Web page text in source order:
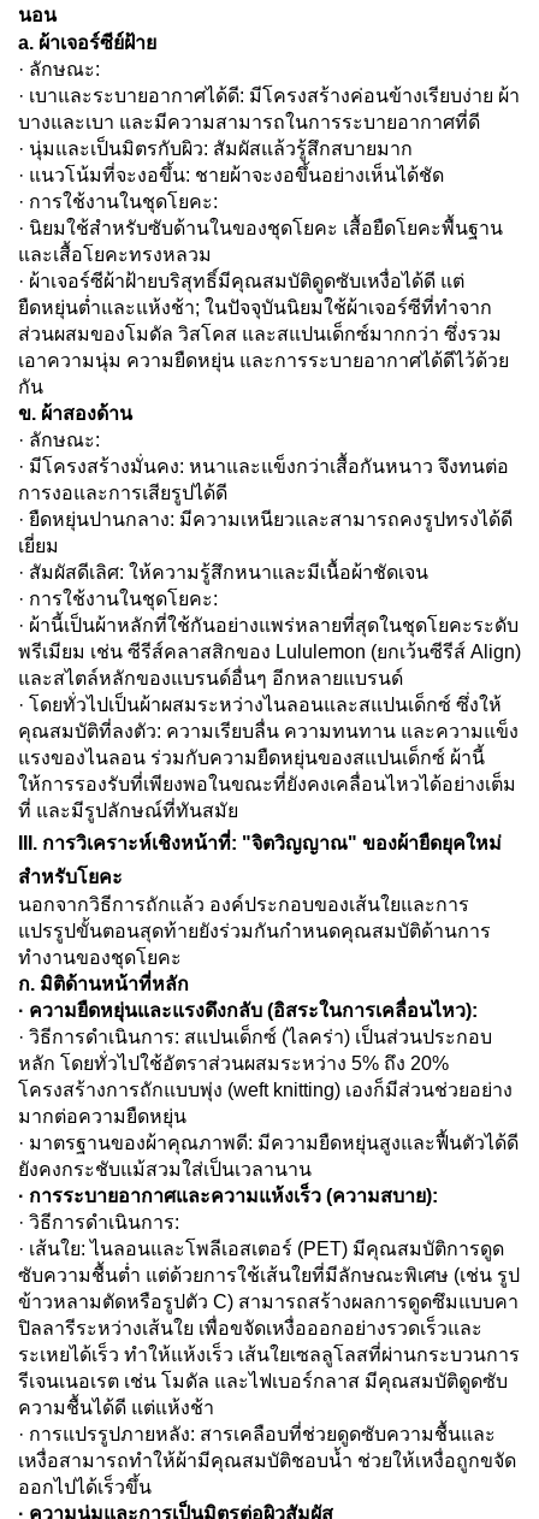
นอน
a. ผ้าเจอร์ซีย์ฝ้าย
· ลักษณะ:
· เบาและระบายอากาศได้ดี: มีโครงสร้างค่อนข้างเรียบง่าย ผ้า
บางและเบา และมีความสามารถในการระบายอากาศที่ดี
· นุ่มและเป็นมิตรกับผิว: สัมผัสแล้วรู้สึกสบายมาก
· แนวโน้มที่จะงอขึ้น: ชายผ้าจะงอขึ้นอย่างเห็นได้ชัด
· การใช้งานในชุดโยคะ:
· นิยมใช้สำหรับซับด้านในของชุดโยคะ เสื้อยืดโยคะพื้นฐาน
และเสื้อโยคะทรงหลวม
· ผ้าเจอร์ซีผ้าฝ้ายบริสุทธิ์มีคุณสมบัติดูดซับเหงื่อได้ดี แต่
ยืดหยุ่นต่ำและแห้งช้า; ในปัจจุบันนิยมใช้ผ้าเจอร์ซีที่ทำจาก
ส่วนผสมของโมดัล วิสโคส และสแปนเด็กซ์มากกว่า ซึ่งรวม
เอาความนุ่ม ความยืดหยุ่น และการระบายอากาศได้ดีไว้ด้วย
กัน
ข. ผ้าสองด้าน
· ลักษณะ:
· มีโครงสร้างมั่นคง: หนาและแข็งกว่าเสื้อกันหนาว จึงทนต่อ
การงอและการเสียรูปได้ดี
· ยืดหยุ่นปานกลาง: มีความเหนียวและสามารถคงรูปทรงได้ดี
เยี่ยม
· สัมผัสดีเลิศ: ให้ความรู้สึกหนาและมีเนื้อผ้าชัดเจน
· การใช้งานในชุดโยคะ:
· ผ้านี้เป็นผ้าหลักที่ใช้กันอย่างแพร่หลายที่สุดในชุดโยคะระดับ
พรีเมียม เช่น ซีรีส์คลาสสิกของ Lululemon (ยกเว้นซีรีส์ Align)
และสไตล์หลักของแบรนด์อื่นๆ อีกหลายแบรนด์
· โดยทั่วไปเป็นผ้าผสมระหว่างไนลอนและสแปนเด็กซ์ ซึ่งให้
คุณสมบัติที่ลงตัว: ความเรียบลื่น ความทนทาน และความแข็ง
แรงของไนลอน ร่วมกับความยืดหยุ่นของสแปนเด็กซ์ ผ้านี้
ให้การรองรับที่เพียงพอในขณะที่ยังคงเคลื่อนไหวได้อย่างเต็ม
ที่ และมีรูปลักษณ์ที่ทันสมัย
III. การวิเคราะห์เชิงหน้าที่: "จิตวิญญาณ" ของผ้ายืดยุคใหม่
สำหรับโยคะ
นอกจากวิธีการถักแล้ว องค์ประกอบของเส้นใยและการ
แปรรูปขั้นตอนสุดท้ายยังร่วมกันกำหนดคุณสมบัติด้านการ
ทำงานของชุดโยคะ
ก. มิติด้านหน้าที่หลัก
· ความยืดหยุ่นและแรงดึงกลับ (อิสระในการเคลื่อนไหว):
· วิธีการดำเนินการ: สแปนเด็กซ์ (ไลคร่า) เป็นส่วนประกอบ
หลัก โดยทั่วไปใช้อัตราส่วนผสมระหว่าง 5% ถึง 20%
โครงสร้างการถักแบบพุ่ง (weft knitting) เองก็มีส่วนช่วยอย่าง
มากต่อความยืดหยุ่น
· มาตรฐานของผ้าคุณภาพดี: มีความยืดหยุ่นสูงและฟื้นตัวได้ดี
ยังคงกระชับแม้สวมใส่เป็นเวลานาน
· การระบายอากาศและความแห้งเร็ว (ความสบาย):
· วิธีการดำเนินการ:
· เส้นใย: ไนลอนและโพลีเอสเตอร์ (PET) มีคุณสมบัติการดูด
ซับความชื้นต่ำ แต่ด้วยการใช้เส้นใยที่มีลักษณะพิเศษ (เช่น รูป
ข้าวหลามตัดหรือรูปตัว C) สามารถสร้างผลการดูดซึมแบบคา
ปิลลารีระหว่างเส้นใย เพื่อขจัดเหงื่อออกอย่างรวดเร็วและ
ระเหยได้เร็ว ทำให้แห้งเร็ว เส้นใยเซลลูโลสที่ผ่านกระบวนการ
รีเจนเนอเรต เช่น โมดัล และไฟเบอร์กลาส มีคุณสมบัติดูดซับ
ความชื้นได้ดี แต่แห้งช้า
· การแปรรูปภายหลัง: สารเคลือบที่ช่วยดูดซับความชื้นและ
เหงื่อสามารถทำให้ผ้ามีคุณสมบัติชอบน้ำ ช่วยให้เหงื่อถูกขจัด
ออกไปได้เร็วขึ้น
· ความนุ่มและการเป็นมิตรต่อผิวสัมผัส